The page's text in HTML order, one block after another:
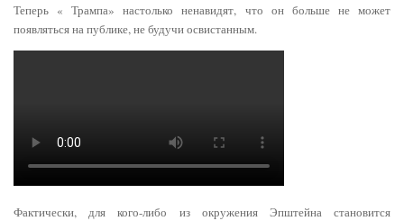
Теперь « Трампа» настолько ненавидят, что он больше не может
появляться на публике, не будучи освистанным.
Фактически, для кого-либо из окружения Эпштейна становится